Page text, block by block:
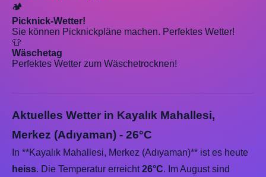
🏕️
Picknick-Wetter!
Sie können Picknickpläne machen. Perfektes Wetter!
👕
Wäschetag
Perfektes Wetter zum Wäschetrocknen!
Aktuelles Wetter in Kayalık Mahallesi,
Merkez (Adıyaman) - 26°C
In **Kayalık Mahallesi, Merkez (Adıyaman)** ist es heute
heiss. Die Temperatur erreicht26°C. Im August sind